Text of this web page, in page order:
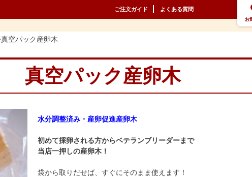
ご注文ガイド よくある質問
お
真空パック産卵木
真空パック産卵木
水分調整済み・産卵促進産卵木
初めて採卵される方からベテランブリーダーまで
当店一押しの産卵木！
袋から取りだせば、すぐにそのまま使えます！